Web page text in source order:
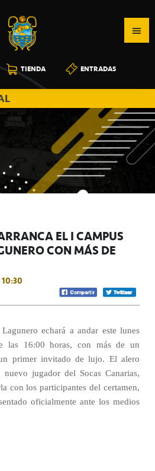
TIENDA ENTRADAS
EL I CAMPUS
CON MÁS DE
echará a andar este lunes
las 16:00 horas, con más de un
primer invitado de lujo. El alero
jugador del Socas Canarias,
con los participantes del certamen,
oficialmente ante los medios